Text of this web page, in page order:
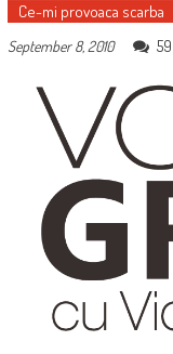
Ce-mi provoaca scarba
September 8, 2010
59